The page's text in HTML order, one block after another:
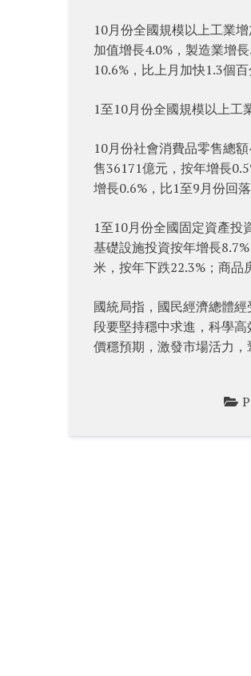
10月份全國規模以上工業
加值增長4.0%，製造業增
10.6%，比上月加快1.3個百
1至10月份全國規模以上工
10月份社會消費品零售總
售36171億元，按年增長
增長0.6%，比1至9月份回落
1至10月份全國固定資產投
基礎設施投資按年增長
米，按年下跌22.3%；商品
國統局指，國民經濟總體
段要堅持穩中求進，科學
價穩預期，激發市場活力，